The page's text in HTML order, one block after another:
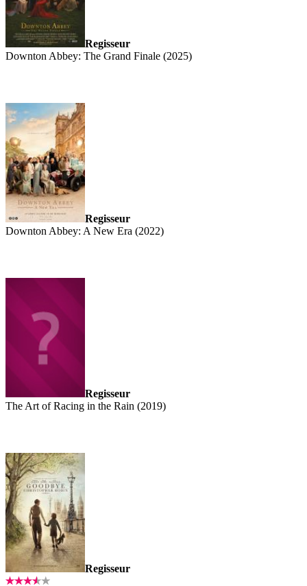
Regisseur
Downton Abbey: The Grand Finale (2025)
Regisseur
Downton Abbey: A New Era (2022)
Regisseur
The Art of Racing in the Rain (2019)
Regisseur